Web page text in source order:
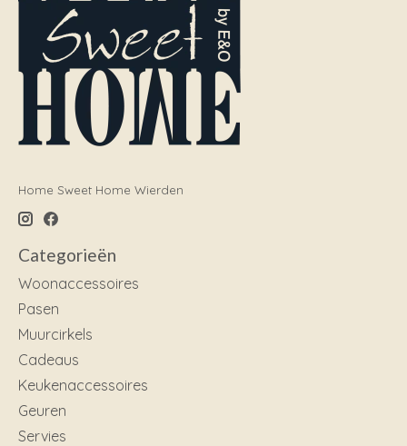
Home Sweet Home Wierden
Categorieën
Woonaccessoires
Pasen
Muurcirkels
Cadeaus
Keukenaccessoires
Geuren
Servies